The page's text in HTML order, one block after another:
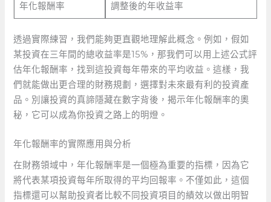
年化報酬率 調整後的年收益率
透過實際練習，我們能夠更直觀地理解此概念。例如，假如
某投資在三年間的總收益率是15%，那我們可以用上述公式評
估年化報酬率，找到這投資每年帶來的平均收益。這樣，我
們就能做出更合理的財務規劃，選擇對未來最有利的投資產
品。別讓投資的真諦隱藏在數字背後，揭示年化報酬率的奧
秘，它可以成為你投資之路上的明燈。
年化報酬率的實際應用與分析
在財務領域中，年化報酬率是一個極為重要的指標，因為它
將代表某項投資每年所取得的平均回報率。不僅如此，這個
指標還可以幫助投資者比較不同投資項目的績效以做出明智